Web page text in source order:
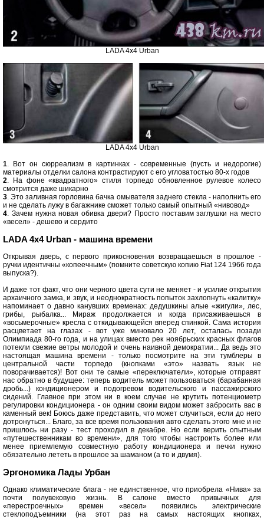
LADA 4x4 Urban
LADA 4x4 Urban
1. Вот он сюрреализм в картинках - современные (пусть и недорогие)
материалы отделки салона контрастируют с его угловатостью 80-х годов
2. На фоне «квадратного» стиля торпедо обновленное рулевое колесо
смотрится даже шикарно
3. Это заливная горловина бачка омывателя заднего стекла - наполнить его
и не сделать лужу в багажнике сможет только самый опытный «нивовод»
4. Зачем нужна новая обивка двери? Просто поставим заглушки на место
«весел» - дешево и сердито
LADA 4x4 Urban - машина времени
Открывая дверь, с первого прикосновения возвращаешься в прошлое -
ручки идентичны «копеечным» (помните советскую копию Fiat 124 1966 года
выпуска?).
И даже тот факт, что они черного цвета сути не меняет - и усилие открытия
архаичного замка, и звук, и неоднократность попыток захлопнуть «калитку»
напоминает о давно канувших временах: дедушкины алые «жигули», лес,
грибы, рыбалка... Мираж продолжается и когда присаживаешься в
«восьмерочные» кресла с откидывающейся вперед спинкой. Сама история
расцветает на глазах - вот уже миновало 20 лет, осталась позади
Олимпиада 80-го года, и на улицах вместо рек ноябрьских красных флагов
потекли свежие ветры молодой и очень наивной демократии... Да ведь это
настоящая машина времени - только посмотрите на эти тумблеры в
центральной части торпедо (кнопками «это» назвать язык не
поворачивается)! Вот они те самые «переключатели», которые отправят
нас обратно в будущее: теперь водитель может пользоваться (барабанная
дробь...) кондиционером и подогревом водительского и пассажирского
сидений. Главное при этом ни в коем случае не крутить потенциометр
регулировки кондиционеpa - он одним своим видом может забросить вас в
каменный век! Боюсь даже представить, что может случиться, если до него
дотронуться... Благо, за все время пользования авто сделать этого мне и не
пришлось ни разу - тест проходил в декабре. Но если верить опытным
«путешественникам во времени», для того чтобы настроить более или
менее приемлемую совместную работу кондиционера и печки нужно
обязательно лететь в прошлое за шаманом (а то и двумя).
Эргономика Лады Урбан
Однако климатические блага - не единственное, что приобрела «Нива» за
почти полувековую жизнь. В салоне вместо привычных для
«перестроечных» времен «весел» появились электрические
стеклоподъемники (на этот раз на самых настоящих кнопках,